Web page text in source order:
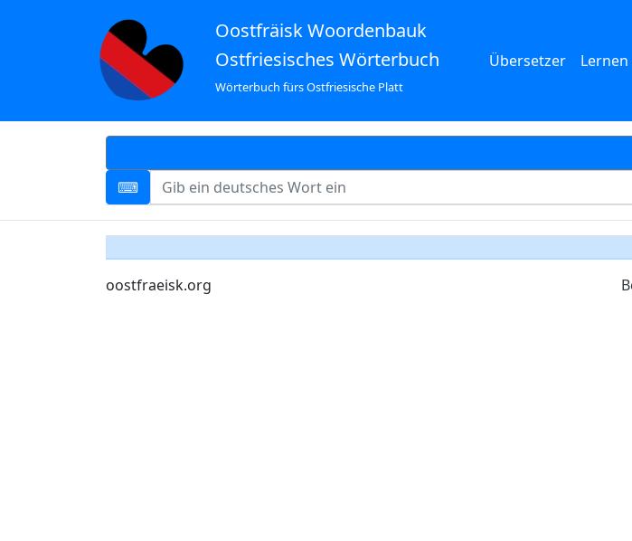
Oostfräisk Woordenbauk
Ostfriesisches Wörterbuch
Wörterbuch fürs Ostfriesische Platt
Übersetzer Lernen
oostfraeisk.org